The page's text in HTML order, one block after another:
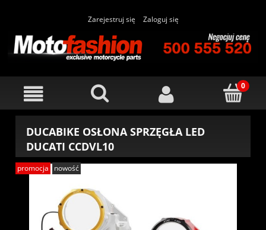
Zarejestruj się Zaloguj się
DUCABIKE OSŁONA SPRZĘGŁA LED
DUCATI CCDVL10
promocja nowość